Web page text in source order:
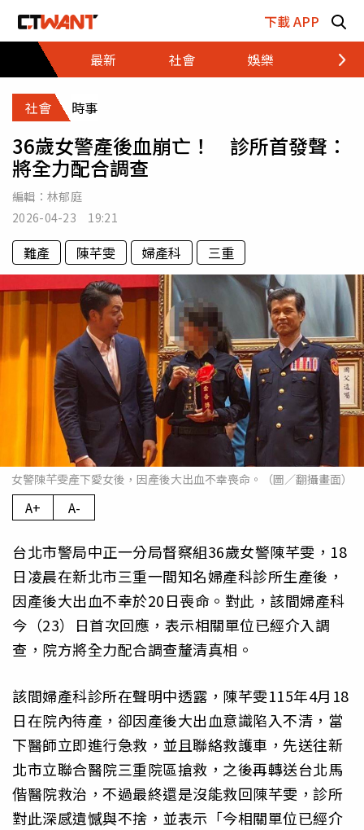
下載 APP
最新
社會 娛樂 財經
社會 時事
36歲女警產後血崩亡！ 診所首發聲：
將全力配合調查
編輯： 林郁庭
2026-04-23 19:21
難產 陳芊雯 婦產科 三重
女警陳芊雯產下愛女後，因產後大出血不幸喪命。（圖／翻攝畫面）
A+ A-
台北市警局中正一分局督察組36歲女警陳芊雯，18
日凌晨在新北市三重一間知名婦產科診所生產後，
因產後大出血不幸於20日喪命。對此，該間婦產科
今（23）日首次回應，表示相關單位已經介入調
查，院方將全力配合調查釐清真相。
該間婦產科診所在聲明中透露，陳芊雯115年4月18
日在院內待產，卻因產後大出血意識陷入不清，當
下醫師立即進行急救，並且聯絡救護車，先送往新
北市立聯合醫院三重院區搶救，之後再轉送台北馬
偕醫院救治，不過最終還是沒能救回陳芊雯，診所
對此深感遺憾與不捨，並表示「今相關單位已經介